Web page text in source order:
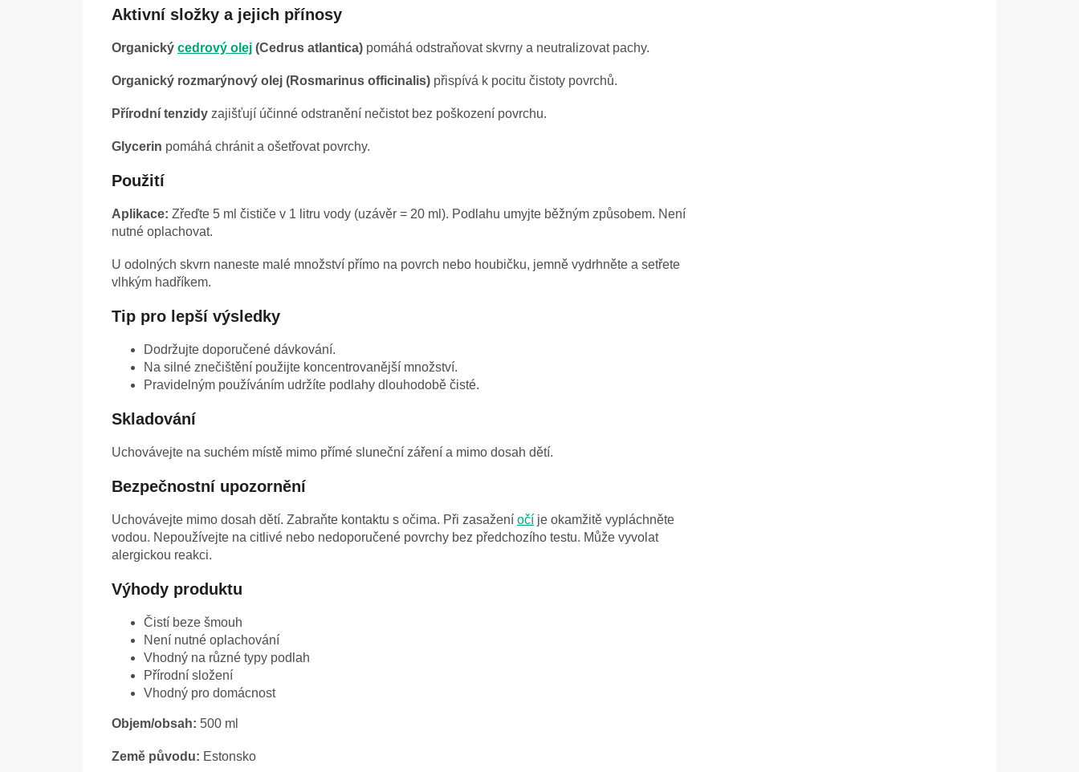
Aktivní složky a jejich přínosy
Organický cedrový olej (Cedrus atlantica) pomáhá odstraňovat skvrny a neutralizovat pachy.
Organický rozmarýnový olej (Rosmarinus officinalis) přispívá k pocitu čistoty povrchů.
Přírodní tenzidy zajišťují účinné odstranění nečistot bez poškození povrchu.
Glycerin pomáhá chránit a ošetřovat povrchy.
Použití
Aplikace: Zřeďte 5 ml čističe v 1 litru vody (uzávěr = 20 ml). Podlahu umyjte běžným způsobem. Není
nutné oplachovat.
U odolných skvrn naneste malé množství přímo na povrch nebo houbičku, jemně vydrhněte a setřete
vlhkým hadříkem.
Tip pro lepší výsledky
Dodržujte doporučené dávkování.
Na silné znečištění použijte koncentrovanější množství.
Pravidelným používáním udržíte podlahy dlouhodobě čisté.
Skladování
Uchovávejte na suchém místě mimo přímé sluneční záření a mimo dosah dětí.
Bezpečnostní upozornění
Uchovávejte mimo dosah dětí. Zabraňte kontaktu s očima. Při zasažení očí je okamžitě vypláchněte
vodou. Nepoužívejte na citlivé nebo nedoporučené povrchy bez předchozího testu. Může vyvolat
alergickou reakci.
Výhody produktu
Čistí beze šmouh
Není nutné oplachování
Vhodný na různé typy podlah
Přírodní složení
Vhodný pro domácnost
Objem/obsah: 500 ml
Země původu: Estonsko